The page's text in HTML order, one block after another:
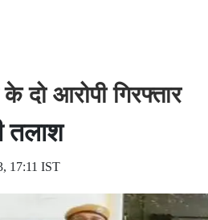
दो आरोपी गिरफ्तार
तलाश
17:11 IST